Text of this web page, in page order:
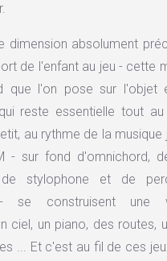
dimension absolument
de l'enfant au jeu - cette
que l'on pose sur l'objet
reste essentielle tout
au rythme de la musique
- sur fond d'omnichord,
de stylophone et de
- se construisent une
ciel, un piano, des routes,
... Et c'est au fil de ces